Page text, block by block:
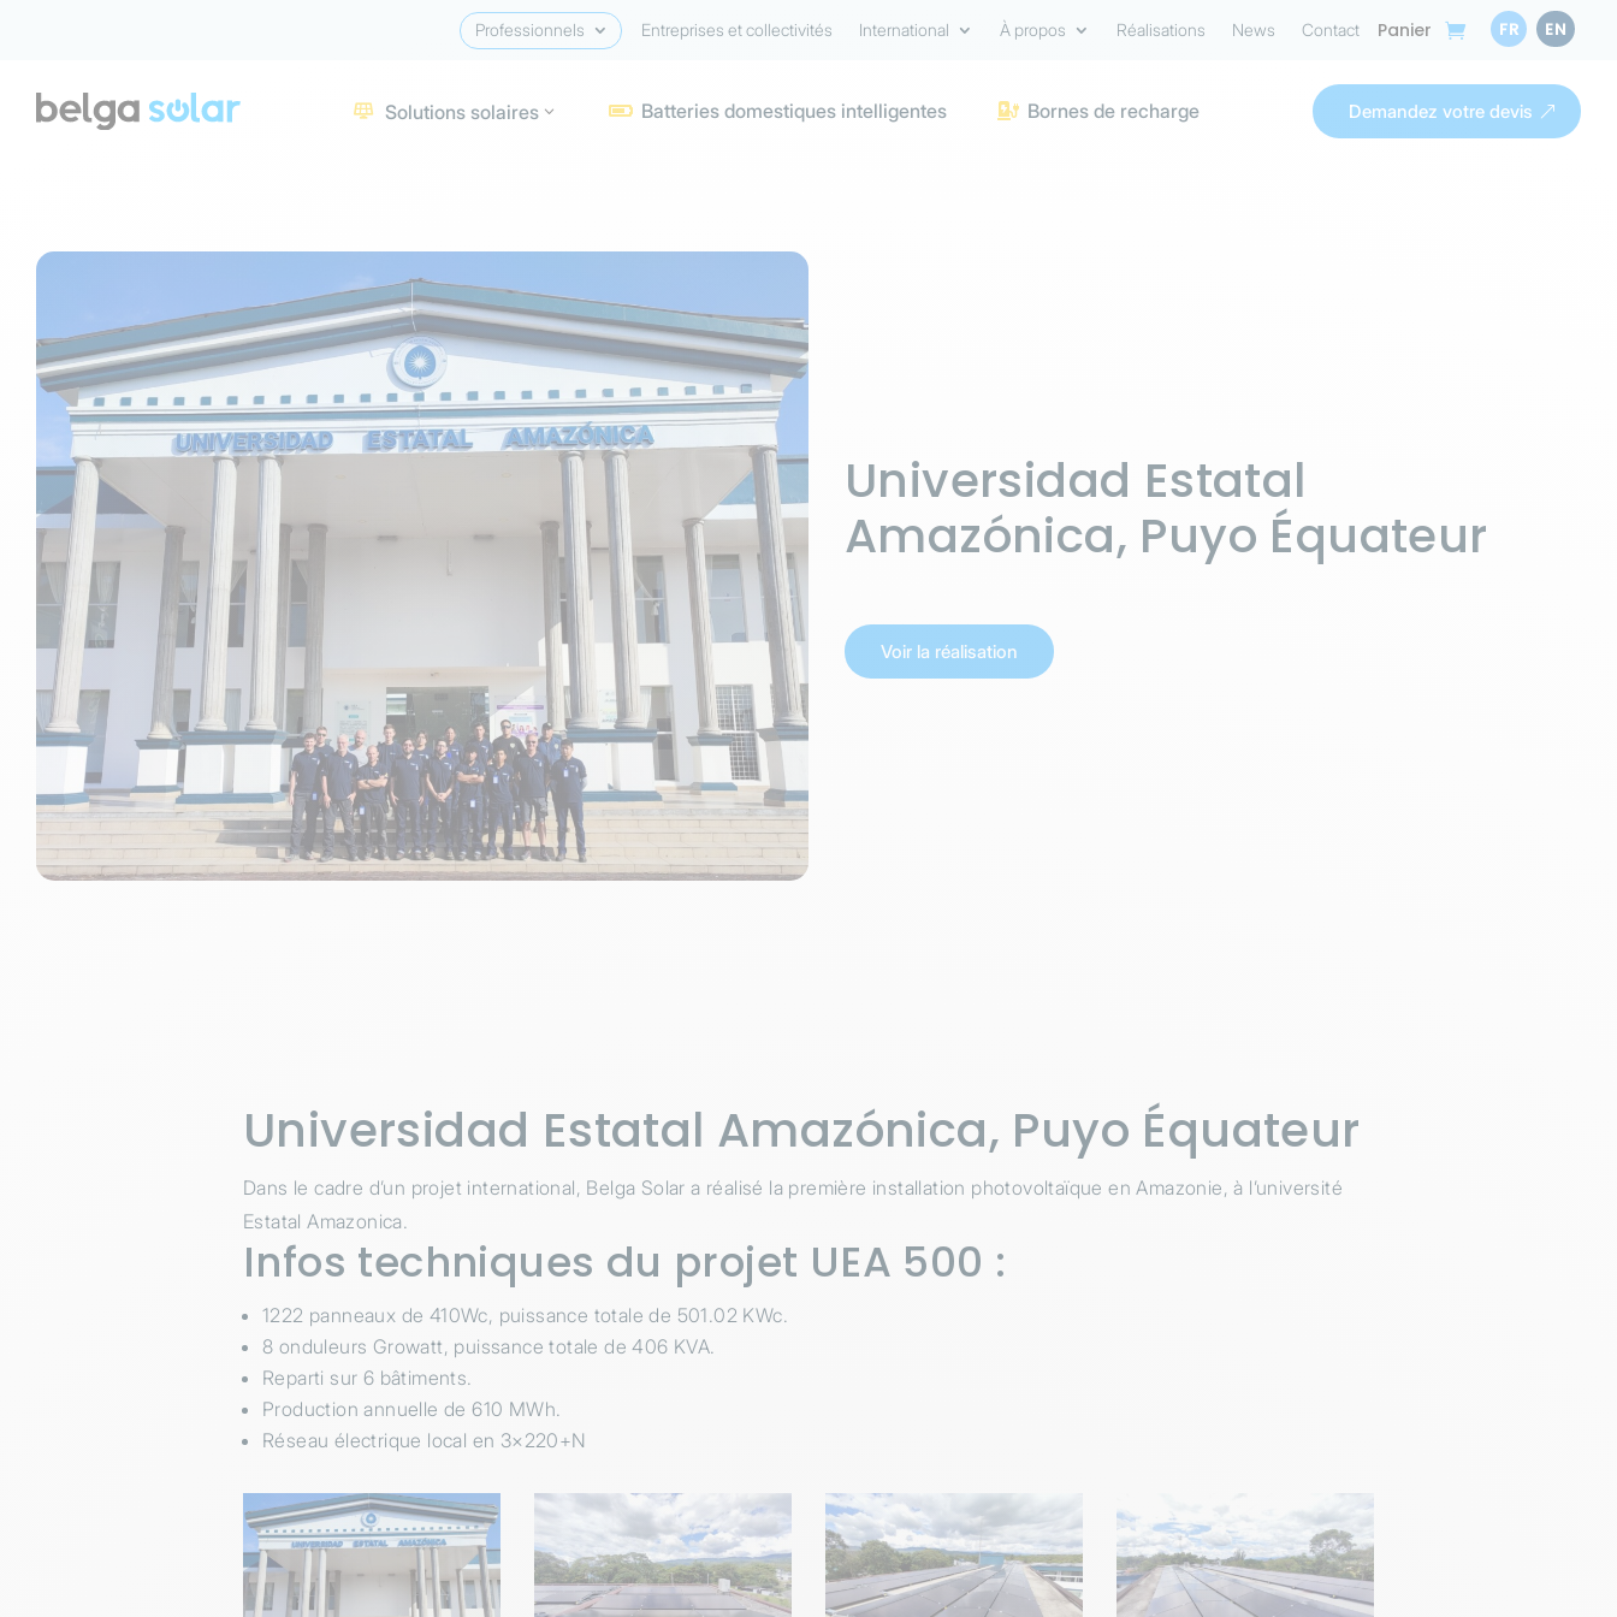
Professionnels Entreprises et collectivités International À propos Réalisations News Contact Panier FR EN
 Solutions solaires  Batteries domestiques intelligentes  Bornes de recharge Demandez votre devis
Universidad Estatal
Amazónica, Puyo Équateur
Voir la réalisation
Universidad Estatal Amazónica, Puyo Équateur
Dans le cadre d’un projet international, Belga Solar a réalisé la première installation photovoltaïque en Amazonie, à l’université
Estatal Amazonica.
Infos techniques du projet UEA 500 :
1222 panneaux de 410Wc, puissance totale de 501.02 KWc.
8 onduleurs Growatt, puissance totale de 406 KVA.
Reparti sur 6 bâtiments.
Production annuelle de 610 MWh.
Réseau électrique local en 3×220+N